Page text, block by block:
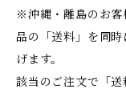
※沖縄・離島のお客
品の「送料」を同
げます。
該当のご注文で「